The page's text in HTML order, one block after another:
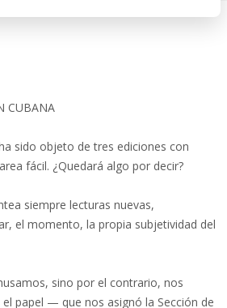
CUBANA
sido objeto de tres ediciones con
fácil. ¿Quedará algo por decir?
siempre lecturas nuevas,
el momento, la propia subjetividad del
sino por el contrario, nos
papel — que nos asignó la Sección de